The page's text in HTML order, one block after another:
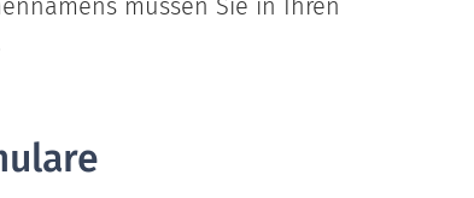
müssen Sie in Ihren